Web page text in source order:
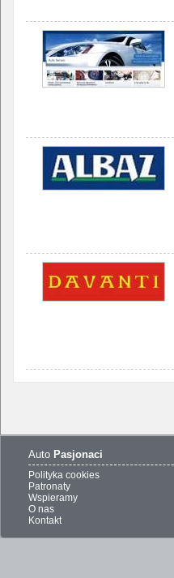
Auto Pasjonaci
Polityka cookies
Patronaty
Wspieramy
O nas
Kontakt